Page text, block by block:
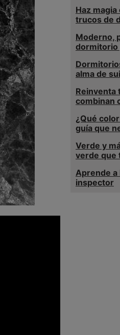
Haz
trucos de
Moderno,
dormitorio
alma de
Reinventa
combinan
¿Qué
guía que
Verde y
verde que
Aprende a
inspector